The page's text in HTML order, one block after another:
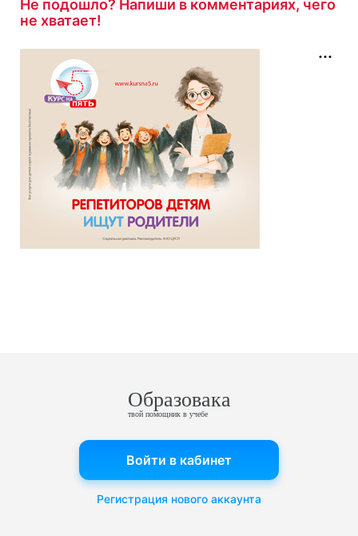
Не подошло? Напиши в комментариях, чего
не хватает!
Образовака
твой помощник в учебе
Войти в кабинет
Регистрация нового аккаунта